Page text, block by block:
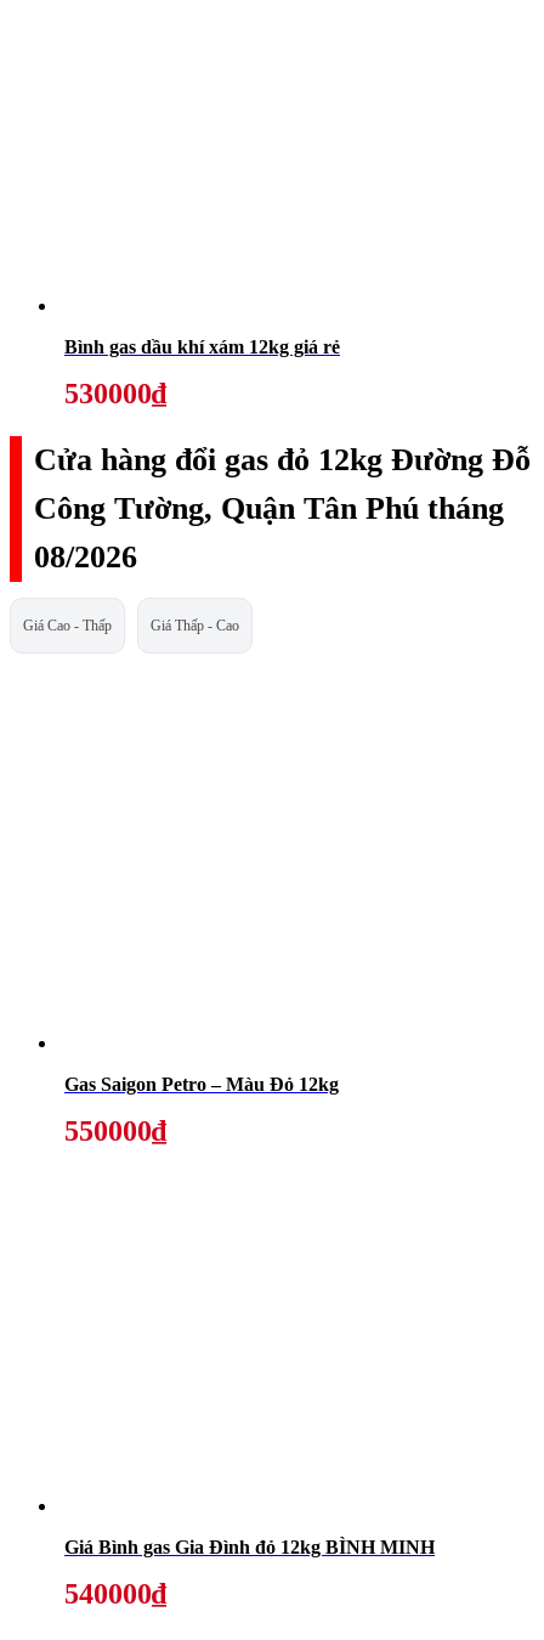
Bình gas dầu khí xám 12kg giá rẻ
530000₫
Cửa hàng đổi gas đỏ 12kg Đường Đỗ
Công Tường, Quận Tân Phú tháng
08/2026
Giá Cao - Thấp Giá Thấp - Cao
Gas Saigon Petro – Màu Đỏ 12kg
550000₫
Giá Bình gas Gia Đình đỏ 12kg BÌNH MINH
540000₫